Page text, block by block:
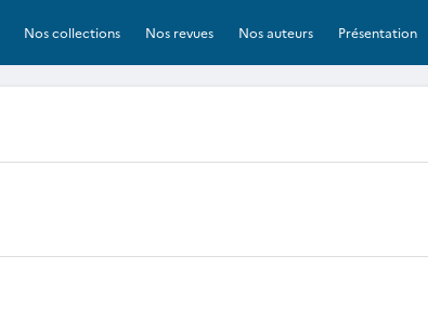
Nos collections Nos revues Nos auteurs Présentation